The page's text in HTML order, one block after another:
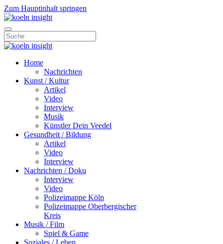
Zum Hauptinhalt springen
Home
Nachrichten
Kunst / Kultur
Artikel
Video
Interview
Musik
Künstler Dein Veedel
Gesundheit / Bildung
Artikel
Video
Interview
Nachrichten / Doku
Interview
Video
Polizeimappe Köln
Polizeimappe Oberbergischer
Kreis
Musik / Film
Spiel & Game
Soziales / Leben